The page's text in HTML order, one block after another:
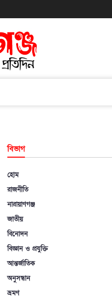
বিভাগ
হোম
রাজনীতি
নারায়াণগঞ্জ
জাতীয়
বিনোদন
বিজ্ঞান ও প্রযুক্তি
আন্তর্জাতিক
অনুসন্ধান
ভ্রমণ